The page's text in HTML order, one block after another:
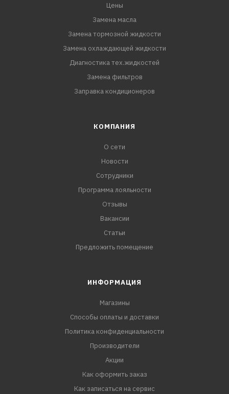
Цены
Замена масла
Замена тормозной жидкости
Замена охлаждающей жидкости
Диагностика тех.жидкостей
Замена фильтров
Заправка кондиционеров
КОМПАНИЯ
О сети
Новости
Сотрудники
Программа лояльности
Отзывы
Вакансии
Статьи
Предложить помещение
ИНФОРМАЦИЯ
Магазины
Способы оплаты и доставки
Политика конфиденциальности
Производители
Акции
Как оформить заказ
Как записаться на сервис